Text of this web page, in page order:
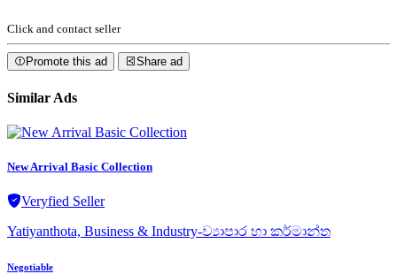
Click and contact seller
Promote this ad Share ad
Similar Ads
New Arrival Basic Collection
Veryfied Seller
Yatiyanthota, Business & Industry-ව්‍යාපාර හා කර්මාන්ත
Negotiable